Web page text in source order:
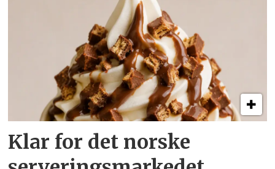
Klar for det norske